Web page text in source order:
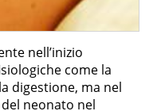
nell’inizio
come la
digestione, ma nel
neonato nel